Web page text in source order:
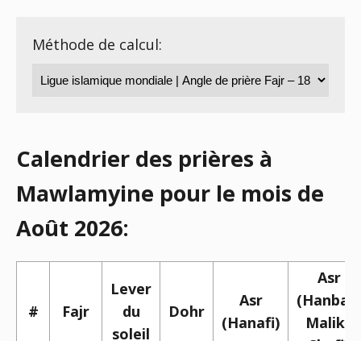
Méthode de calcul:
Calendrier des prières à
Mawlamyine pour le mois de
Août 2026:
# Fajr
Lever
du
soleil
Dohr
Asr
(Hanafi)
Asr
(Hanbali,
Maliki,